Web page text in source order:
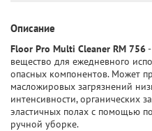
Описание
Floor Pro Multi Cleaner RM 756
вещество для ежедневного
опасных компонентов. Может
масложировых загрязнений
интенсивности, органических
эластичных полах с помощью
ручной уборке.